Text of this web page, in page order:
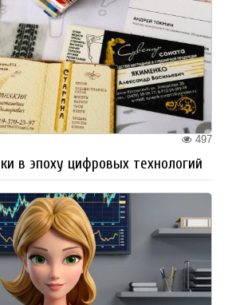
497
в эпоху цифровых технологий